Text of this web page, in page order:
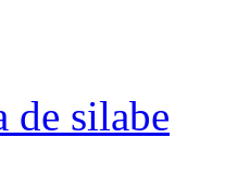
de silabe